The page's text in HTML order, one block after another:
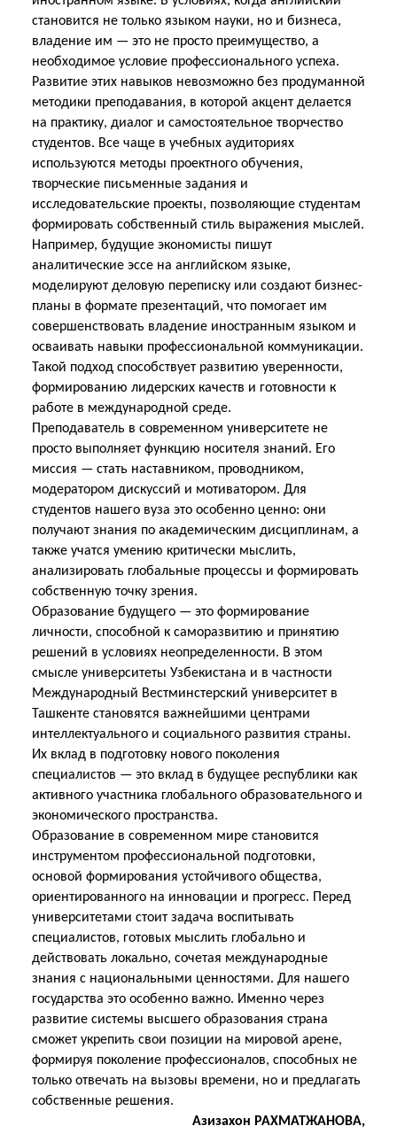
становится не только языком науки, но и бизнеса,
владение им — это не просто преимущество, а
необходимое условие профессионального успеха.
Развитие этих навыков невозможно без продуманной
методики преподавания, в которой акцент делается
на практику, диалог и самостоятельное творчество
студентов. Все чаще в учебных аудиториях
используются методы проектного обучения,
творческие письменные задания и
исследовательские проекты, позволяющие студентам
формировать собственный стиль выражения мыслей.
Например, будущие экономисты пишут
аналитические эссе на английском языке,
моделируют деловую переписку или создают бизнес-
планы в формате презентаций, что помогает им
совершенствовать владение иностранным языком и
осваивать навыки профессиональной коммуникации.
Такой подход способствует развитию уверенности,
формированию лидерских качеств и готовности к
работе в международной среде.
Преподаватель в современном университете не
просто выполняет функцию носителя знаний. Его
миссия — стать наставником, проводником,
модератором дискуссий и мотиватором. Для
студентов нашего вуза это особенно ценно: они
получают знания по академическим дисциплинам, а
также учатся умению критически мыслить,
анализировать глобальные процессы и формировать
собственную точку зрения.
Образование будущего — это формирование
личности, способной к саморазвитию и принятию
решений в условиях неопределенности. В этом
смысле университеты Узбекистана и в частности
Международный Вестминстерский университет в
Ташкенте становятся важнейшими центрами
интеллектуального и социального развития страны.
Их вклад в подготовку нового поколения
специалистов — это вклад в будущее республики как
активного участника глобального образовательного и
экономического пространства.
Образование в современном мире становится
инструментом профессиональной подготовки,
основой формирования устойчивого общества,
ориентированного на инновации и прогресс. Перед
университетами стоит задача воспитывать
специалистов, готовых мыслить глобально и
действовать локально, сочетая международные
знания с национальными ценностями. Для нашего
государства это особенно важно. Именно через
развитие системы высшего образования страна
сможет укрепить свои позиции на мировой арене,
формируя поколение профессионалов, способных не
только отвечать на вызовы времени, но и предлагать
собственные решения.
Азизахон РАХМАТЖАНОВА,